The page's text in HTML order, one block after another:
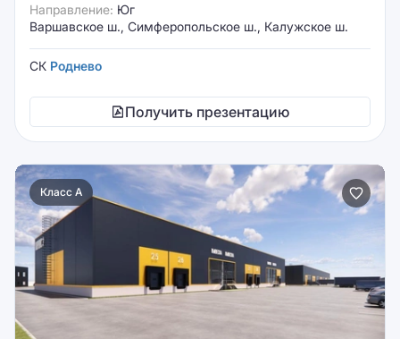
Направление: Юг
Варшавское ш., Симферопольское ш., Калужское ш.
СК Роднево
Получить презентацию
Класс A